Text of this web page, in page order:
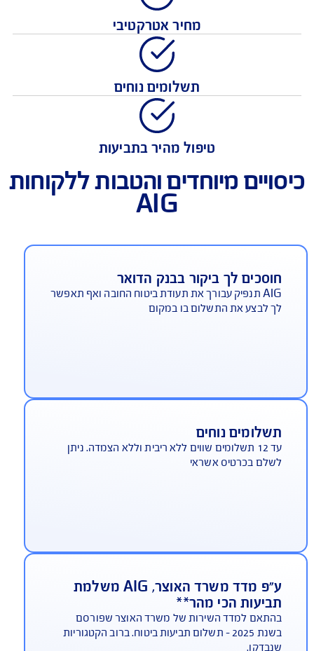
מחיר אטרקטיבי
תשלומים נוחים
טיפול מהיר בתביעות
מיוחדים והטבות ללקוחות
AIG
לך ביקור בבנק הדואר
לבצע את התשלום בו במקום
נוחים
עד 12 תשלומים שווים ללא ריבית וללא הצמדה. ניתן
בכרטיס אשראי